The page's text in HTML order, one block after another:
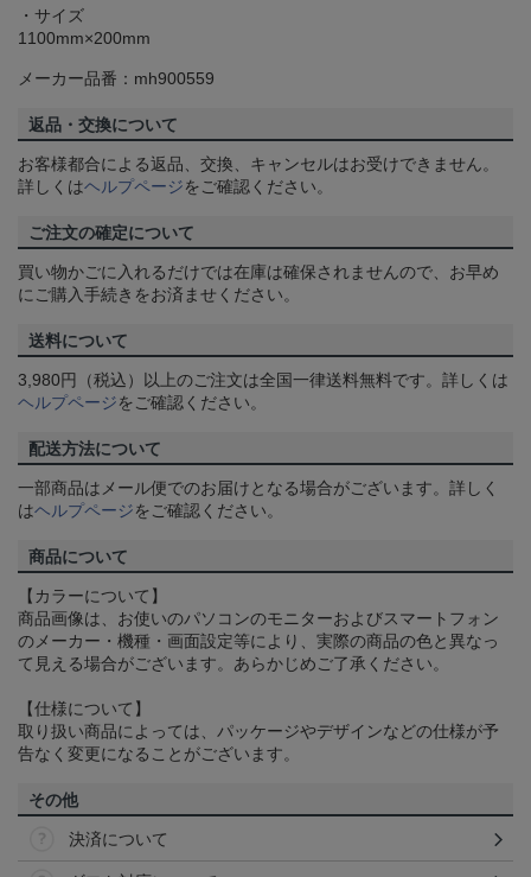
・サイズ
1100mm×200mm
メーカー品番：mh900559
返品・交換について
お客様都合による返品、交換、キャンセルはお受けできません。
詳しくはヘルプページをご確認ください。
ご注文の確定について
買い物かごに入れるだけでは在庫は確保されませんので、お早め
にご購入手続きをお済ませください。
送料について
3,980円（税込）以上のご注文は全国一律送料無料です。詳しくは
ヘルプページをご確認ください。
配送方法について
一部商品はメール便でのお届けとなる場合がございます。詳しく
はヘルプページをご確認ください。
商品について
【カラーについて】
商品画像は、お使いのパソコンのモニターおよびスマートフォン
のメーカー・機種・画面設定等により、実際の商品の色と異なっ
て見える場合がございます。あらかじめご了承ください。
【仕様について】
取り扱い商品によっては、パッケージやデザインなどの仕様が予
告なく変更になることがございます。
その他
決済について